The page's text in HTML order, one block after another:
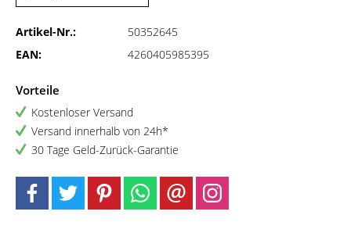
Artikel-Nr.:
50352645
EAN:
4260405985395
Vorteile
Kostenloser Versand
Versand innerhalb von 24h*
30 Tage Geld-Zurück-Garantie